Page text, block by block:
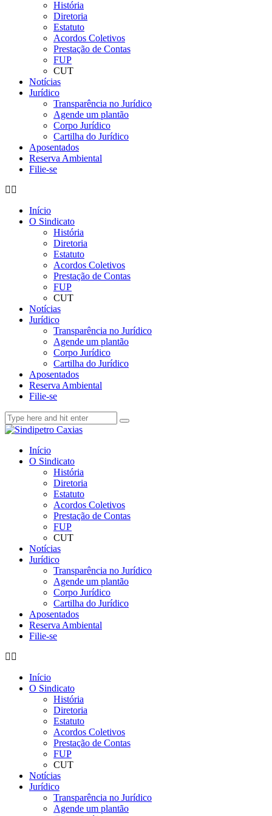
História
Diretoria
Estatuto
Acordos Coletivos
Prestação de Contas
FUP
CUT
Notícias
Jurídico
Transparência no Jurídico
Agende um plantão
Corpo Jurídico
Cartilha do Jurídico
Aposentados
Reserva Ambiental
Filie-se
Início
O Sindicato
História
Diretoria
Estatuto
Acordos Coletivos
Prestação de Contas
FUP
CUT
Notícias
Jurídico
Transparência no Jurídico
Agende um plantão
Corpo Jurídico
Cartilha do Jurídico
Aposentados
Reserva Ambiental
Filie-se
Início
O Sindicato
História
Diretoria
Estatuto
Acordos Coletivos
Prestação de Contas
FUP
CUT
Notícias
Jurídico
Transparência no Jurídico
Agende um plantão
Corpo Jurídico
Cartilha do Jurídico
Aposentados
Reserva Ambiental
Filie-se
Início
O Sindicato
História
Diretoria
Estatuto
Acordos Coletivos
Prestação de Contas
FUP
CUT
Notícias
Jurídico
Transparência no Jurídico
Agende um plantão